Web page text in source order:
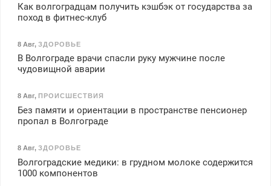
Как волгоградцам получить кэшбэк от государства за
поход в фитнес-клуб
8 Авг, ЗДОРОВЬЕ
В Волгограде врачи спасли руку мужчине после
чудовищной аварии
8 Авг, ПРОИСШЕСТВИЯ
Без памяти и ориентации в пространстве пенсионер
пропал в Волгограде
8 Авг, ЗДОРОВЬЕ
Волгоградские медики: в грудном молоке содержится
1000 компонентов